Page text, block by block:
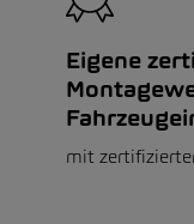
Eigene
mit